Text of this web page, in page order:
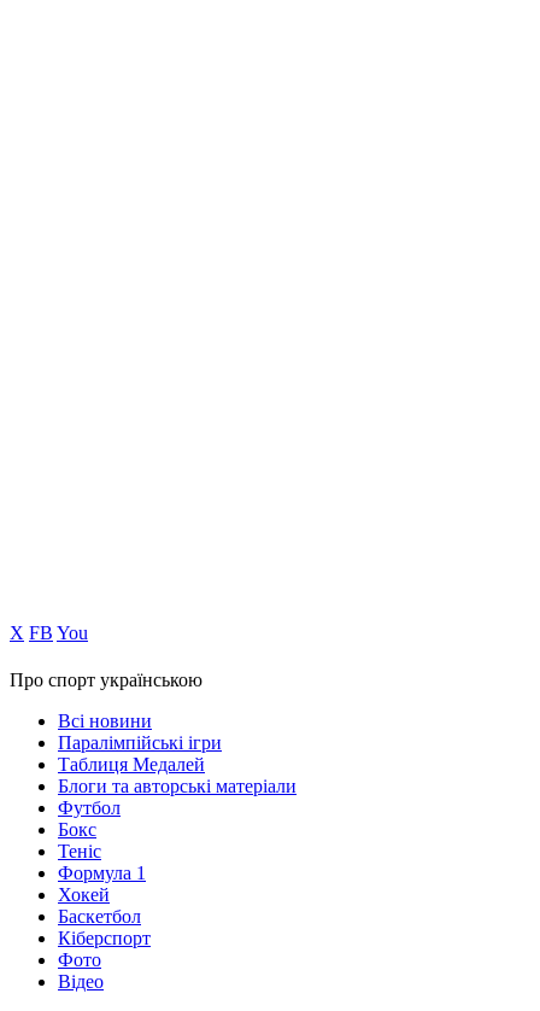
Х FB You
Про спорт українською
Всі новини
Паралімпійські ігри
Таблиця Медалей
Блоги та авторські матеріали
Футбол
Бокс
Теніс
Формула 1
Хокей
Баскетбол
Кіберспорт
Фото
Відео